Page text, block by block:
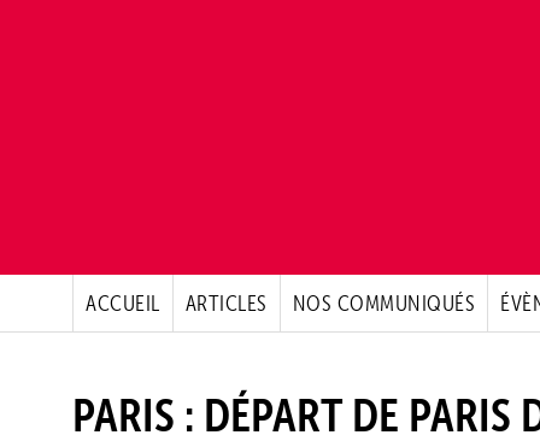
ACCUEIL ARTICLES NOS COMMUNIQUÉS
PARIS : DÉPART DE